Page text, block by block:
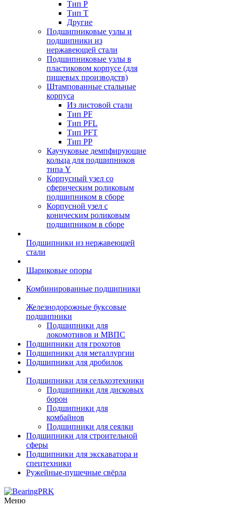
Тип P
Тип T
Другие
Подшипниковые узлы и
подшипники из
нержавеющей стали
Подшипниковые узлы в
пластиковом корпусе (для
пищевых производств)
Штампованные стальные
корпуса
Из листовой стали
Тип PF
Тип PFL
Тип PFT
Тип PP
Каучуковые демпфирующие
кольца для подшипников
типа Y
Корпусный узел со
сферическим роликовым
подшипником в сборе
Корпусной узел с
коническим роликовым
подшипником в сборе
Подшипники из нержавеющей
стали
Шариковые опоры
Комбинированные подшипники
Железнодорожные буксовые
подшипники
Подшипники для
локомотивов и МВПС
Подшипники для грохотов
Подшипники для металлургии
Подшипники для дробилок
Подшипники для сельхозтехники
Подшипники для дисковых
борон
Подшипники для
комбайнов
Подшипники для сеялки
Подшипники для строительной
сферы
Подшипники для экскаватора и
спецтехники
Ружейные-пушечные свёрла
Меню